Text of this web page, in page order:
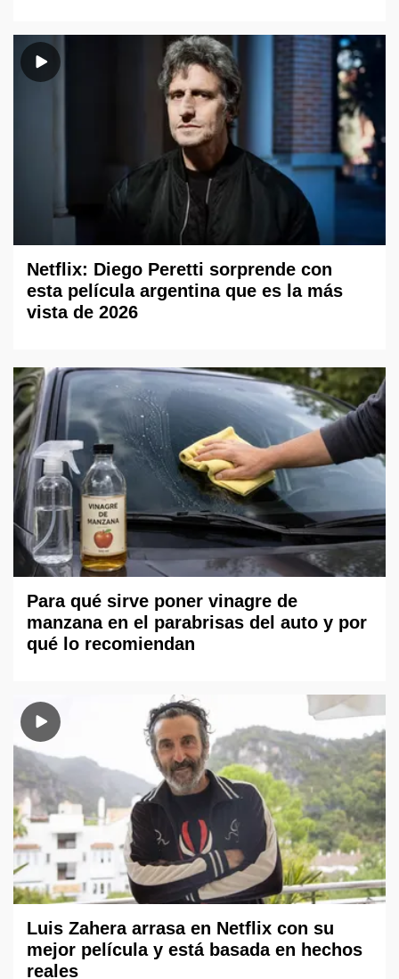
Netflix: Diego Peretti sorprende con
esta película argentina que es la más
vista de 2026
Para qué sirve poner vinagre de
manzana en el parabrisas del auto y por
qué lo recomiendan
Luis Zahera arrasa en Netflix con su
mejor película y está basada en hechos
reales